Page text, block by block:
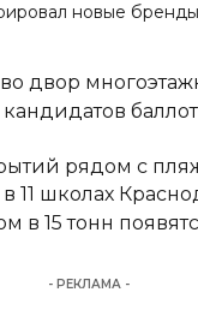
новые
двор
рядом с
школах
в 15 тонн
- РЕКЛАМА -